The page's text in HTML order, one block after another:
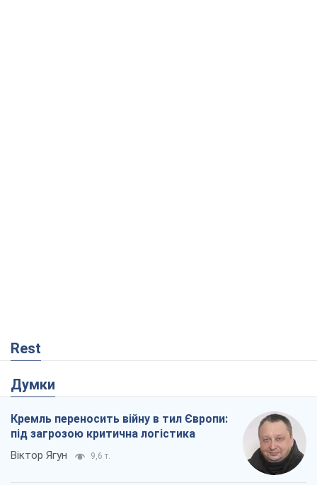
Rest
Думки
Кремль переносить війну в тил Європи:
під загрозою критична логістика
Віктор Ягун 9,6 т.